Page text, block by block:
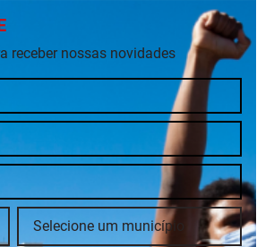
receber nossas novidades